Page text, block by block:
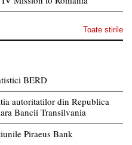
Toate stirile
BERD
autoritatilor din Republica
Bancii Transilvania
Piraeus Bank